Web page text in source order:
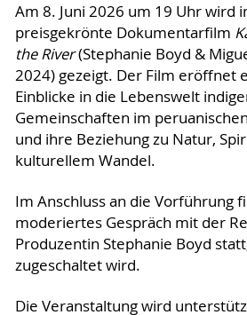
Am 8. Juni 2026 um 19 Uhr wird
preisgekrönte Dokumentarfilm
the River(Stephanie Boyd &
2024) gezeigt. Der Film eröffnet
Einblicke in die Lebenswelt
Gemeinschaften im
und ihre Beziehung zu Natur,
kulturellem Wandel.
Im Anschluss an die Vorführung
moderiertes Gespräch mit der
Produzentin Stephanie Boyd
zugeschaltet wird.
Die Veranstaltung wird